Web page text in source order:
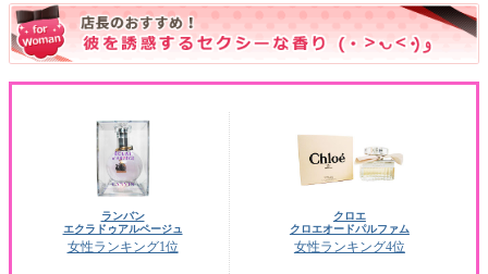
ランバン
エクラドゥアルページュ
女性ランキング1位
クロエ
クロエオードパルファム
女性ランキング4位